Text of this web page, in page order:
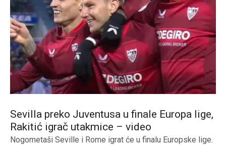
Sevilla preko Juventusa u finale Europa lige,
Rakitić igrač utakmice – video
Nogometaši Seville i Rome igrat će u finalu Europske lige.